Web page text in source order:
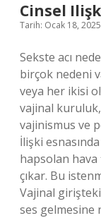
Cinsel
Tarih: Ocak 18, 2025
Sekste acı
birçok nedeni
veya her ikisi
vajinal
vajinismus ve
İlişki
hapsolan hava
çıkar. Bu
Vajinal
ses gelmesine